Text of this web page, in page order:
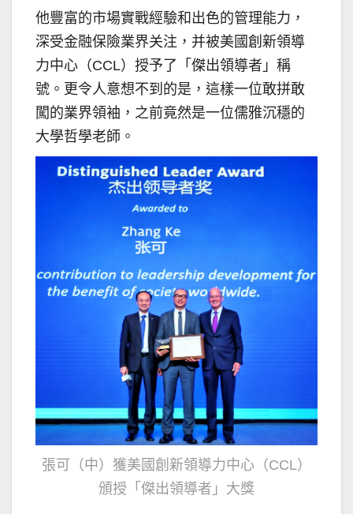
他豐富的市場實戰經驗和出色的管理能力，
深受金融保險業界关注，并被美國創新領導
力中心（CCL）授予了「傑出領導者」稱
號。更令人意想不到的是，這樣一位敢拼敢
闖的業界領袖，之前竟然是一位儒雅沉穩的
大學哲學老師。
張可（中）獲美國創新領導力中心（CCL）
頒授「 傑出領導者 」大獎